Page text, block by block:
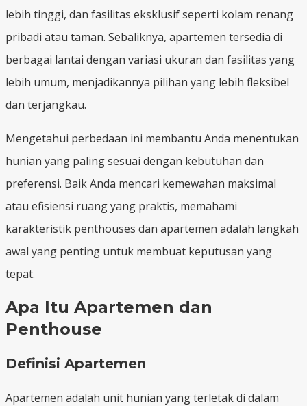
lebih tinggi, dan fasilitas eksklusif seperti kolam renang
pribadi atau taman. Sebaliknya, apartemen tersedia di
berbagai lantai dengan variasi ukuran dan fasilitas yang
lebih umum, menjadikannya pilihan yang lebih fleksibel
dan terjangkau.
Mengetahui perbedaan ini membantu Anda menentukan
hunian yang paling sesuai dengan kebutuhan dan
preferensi. Baik Anda mencari kemewahan maksimal
atau efisiensi ruang yang praktis, memahami
karakteristik penthouses dan apartemen adalah langkah
awal yang penting untuk membuat keputusan yang
tepat.
Apa Itu Apartemen dan
Penthouse
Definisi Apartemen
Apartemen adalah unit hunian yang terletak di dalam